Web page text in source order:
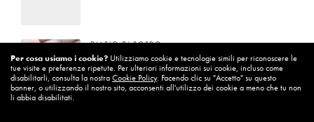
DIARIO DI BORDO
La vita vince sempre
8 Ottobre 2018
Per cosa usiamo i cookie? Utilizziamo cookie e tecnologie simili per riconoscere le
tue visite e preferenze ripetute. Per ulteriori informazioni sui cookie, incluso come
disabilitarli, consulta la nostraCookie Policy. Facendo clic su "Accetto" su questo
banner, o utilizzando il nostro sito, acconsenti all'utilizzo dei cookie a meno che tu non
li abbia disabilitati.